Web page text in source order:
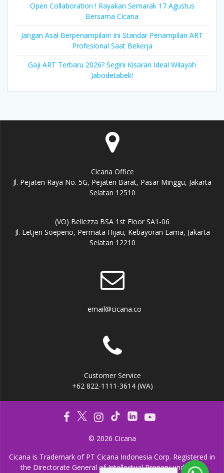
Open Collaboration ! Rayakan Semarak 17 Agustus
Bersama Cicana
Jangan Asal Berpenampilan! Ini Standar Penampilan ART
Profesional Saat Bekerja
Gaji ART Terbaru 2026? Segini Kisaran Ideal Wilayah
Jabodetabek!
Cicana Office
Jl. Pejaten Raya No. 5G, Pejaten Barat, Pasar Minggu, Jakarta
Selatan 12510
(VO) Bellezza BSA 1st Floor SA1-06
Jl. Letjen Soepeno, Permata Hijau, Kebayoran Lama, Jakarta
Selatan 12210
email@cicana.co
Customer Service
+62 822-1111-3614 (WA)
© 2026 Cicana
Cicana is Trademark of PT Cicana Indonesia Corp. Registered in
the Directorate General of Intellectual Propery under the